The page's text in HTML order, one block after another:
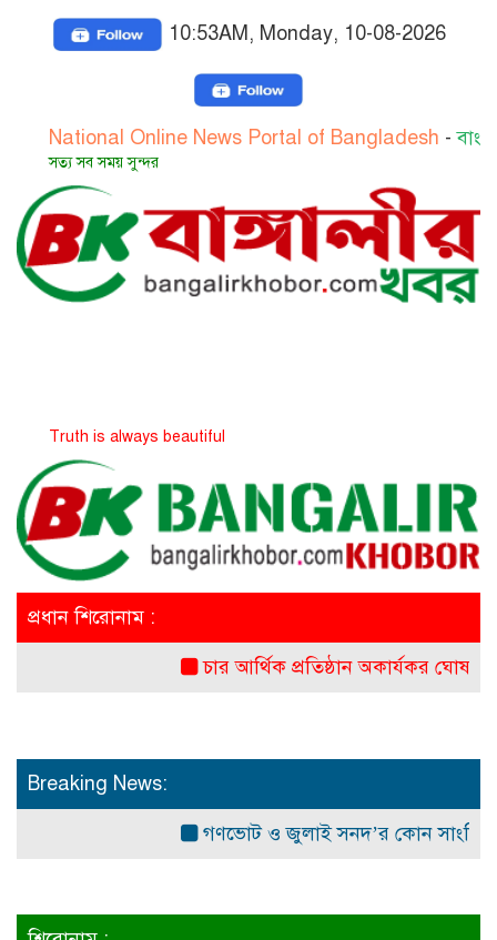
10:53AM, Monday, 10-08-2026
Online News Portal of Bangladesh- বাংলাদেশের
সময় সুন্দর
is always beautiful
প্রধান শিরোনাম :
চার আর্থিক প্রতিষ্ঠান অকার্যকর ঘোষনা:
Breaking News:
গণভোট ও জুলাই সনদ’র কোন সাংবিধানিক